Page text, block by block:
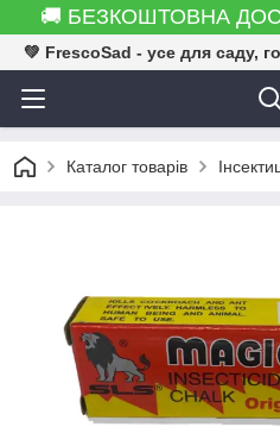
🚚 БЕЗКОШТОВНА
💚 FrescoSad - усе для саду,
Каталог товарів